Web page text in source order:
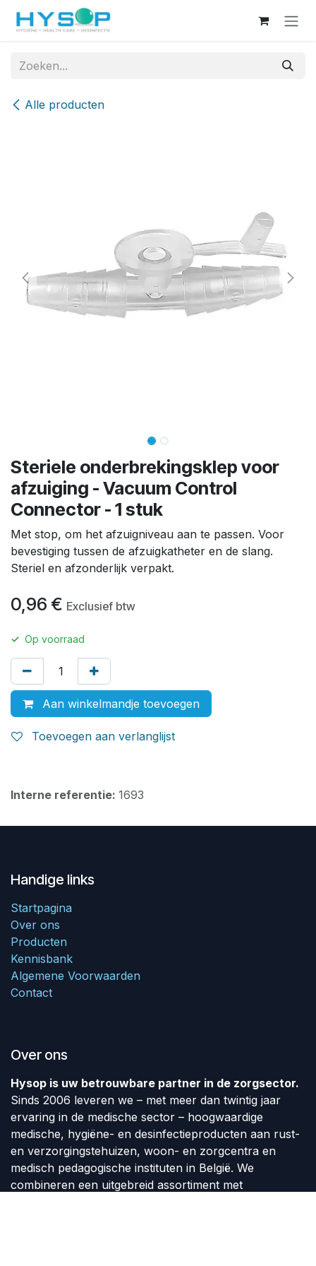
Overslaan naar inhoud
Alle producten
Steriele onderbrekingsklep voor
afzuiging - Vacuum Control
Connector - 1 stuk
Met stop, om het afzuigniveau aan te passen. Voor
bevestiging tussen de afzuigkatheter en de slang.
Steriel en afzonderlijk verpakt.
0,96 € Exclusief btw
✓ Op voorraad
Aan winkelmandje toevoegen
Toevoegen aan verlanglijst
Interne referentie: 1693
Handige links
Startpagina
Over ons
Producten
Kennisbank
Algemene Voorwaarden
Contact
Over ons
Hysop is uw betrouwbare partner in de zorgsector.
Sinds 2006 leveren we – met meer dan twintig jaar
ervaring in de medische sector – hoogwaardige
medische, hygiëne- en desinfectieproducten aan rust-
en verzorgingstehuizen, woon- en zorgcentra en
medisch pedagogische instituten in België. We
combineren een uitgebreid assortiment met